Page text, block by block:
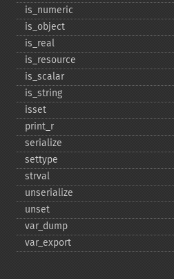
is_​numeric
is_​object
is_​real
is_​resource
is_​scalar
is_​string
isset
print_​r
serialize
settype
strval
unserialize
unset
var_​dump
var_​export